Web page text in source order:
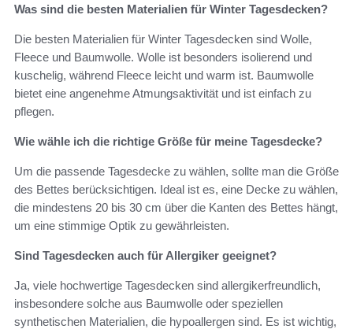
Was sind die besten Materialien für Winter Tagesdecken?
Die besten Materialien für Winter Tagesdecken sind Wolle,
Fleece und Baumwolle. Wolle ist besonders isolierend und
kuschelig, während Fleece leicht und warm ist. Baumwolle
bietet eine angenehme Atmungsaktivität und ist einfach zu
pflegen.
Wie wähle ich die richtige Größe für meine Tagesdecke?
Um die passende Tagesdecke zu wählen, sollte man die Größe
des Bettes berücksichtigen. Ideal ist es, eine Decke zu wählen,
die mindestens 20 bis 30 cm über die Kanten des Bettes hängt,
um eine stimmige Optik zu gewährleisten.
Sind Tagesdecken auch für Allergiker geeignet?
Ja, viele hochwertige Tagesdecken sind allergikerfreundlich,
insbesondere solche aus Baumwolle oder speziellen
synthetischen Materialien, die hypoallergen sind. Es ist wichtig,